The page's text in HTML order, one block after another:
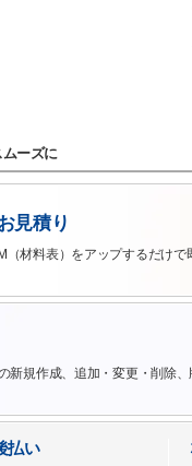
ーズに
見積り
（材料表）をアップするだけで
新規作成、追加・変更・削除、
払い